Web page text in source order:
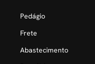
Pedágio
Frete
Abastecimento